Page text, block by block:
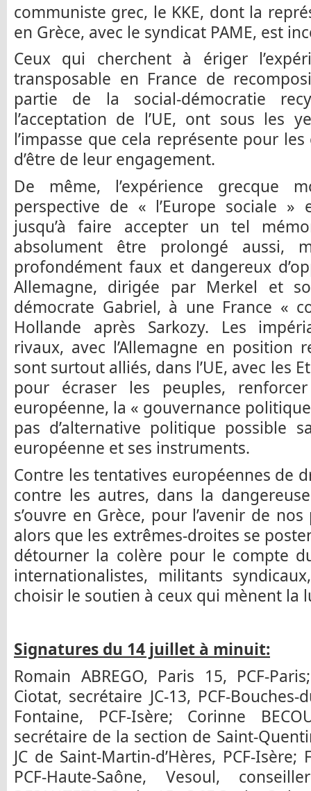
communiste grec, le KKE, dont la
en Grèce, avec le syndicat PAME, est
Ceux qui cherchent à ériger
transposable en France de
partie de la social-démocratie
l’acceptation de l’UE, ont sous les
l’impasse que cela représente pour
d’être de leur engagement.
De même, l’expérience
perspective de « l’Europe sociale
jusqu’à faire accepter un tel
absolument être prolongé aussi,
profondément faux et dangereux
Allemagne, dirigée par Merkel et
démocrate Gabriel, à une France «
Hollande après Sarkozy. Les
rivaux, avec l’Allemagne en position
sont surtout alliés, dans l’UE, avec les
pour écraser les peuples,
européenne, la « gouvernance
pas d’alternative politique possible
européenne et ses instruments.
Contre les tentatives européennes de
contre les autres, dans la
s’ouvre en Grèce, pour l’avenir de
alors que les extrêmes-droites se
détourner la colère pour le compte
internationalistes, militants
choisir le soutien à ceux qui mènent la
Signatures du 14 juillet à minuit:
Romain ABREGO, Paris 15, PCF-
Ciotat, secrétaire JC-13, PCF-Bouches-
Fontaine, PCF-Isère; Corinne
secrétaire de la section de Saint-
JC de Saint-Martin-d’Hères, PCF-Isère;
PCF-Haute-Saône, Vesoul,